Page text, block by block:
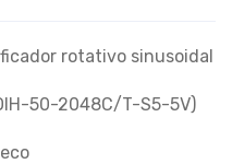
rotativo sinusoidal
50-2048C/T-S5-5V)